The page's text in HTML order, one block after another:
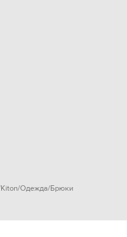
Kiton Одежда Брюки